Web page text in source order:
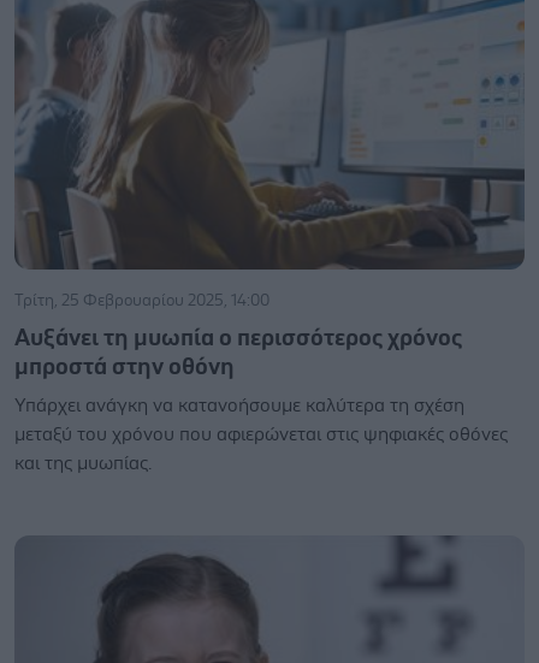
Τρίτη, 25 Φεβρουαρίου 2025, 14:00
Αυξάνει τη μυωπία ο περισσότερος χρόνος
μπροστά στην οθόνη
Υπάρχει ανάγκη να κατανοήσουμε καλύτερα τη σχέση
μεταξύ του χρόνου που αφιερώνεται στις ψηφιακές οθόνες
και της μυωπίας.